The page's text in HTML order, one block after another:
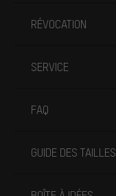
RÉVOCATION
SERVICE
FAQ
GUIDE DES TAILLES